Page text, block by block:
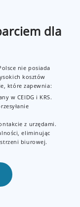
dla
nie posiada
kosztów
które zapewnia:
w CEIDG i KRS.
z urzędami.
eliminując
biurowej.